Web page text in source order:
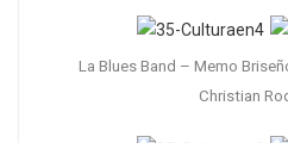
La Blues Band – Memo
Christian